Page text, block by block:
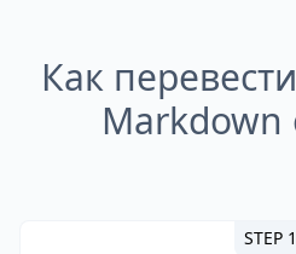
Как
Markdown
STEP 1